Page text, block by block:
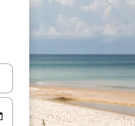
upp- och nedåtpilarna eller utforska